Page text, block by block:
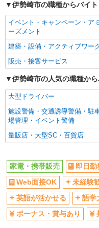
ミドル（40代～）活躍中
語学力を活かせる（英語以外）
昇給あり
週払い
髪型・髪色自由
ピアスOK
バイク通勤OK
社会保険あり
各種手当（家族・役職・イン
ティブなど）あり
同じ職種から求人を探す
販売
家電・携帯販売
同じ特徴から求人を探す
伊勢崎市の職種からバイ
イベント・キャンペーン・ア
ーズメント
建築・設備・アクティブワー
販売・接客サービス
伊勢崎市の人気の職種か
大型ドライバー
施設警備・交通誘導警備・駐
場管理・イベント警備
量販店・大型SC・百貨店
家電・携帯販売 即日
Web面接OK
未経験
英語が活かせる
語学
ボーナス・賞与あり